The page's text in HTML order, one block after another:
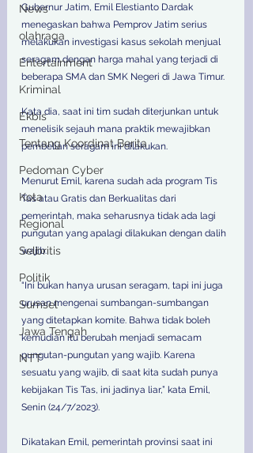
News
olahraga
Entertainment
Kriminal
Ekbis
Tentang Koordinat Berita
Pedoman Cyber
Kota
Regional
Selbritis
Politik
Sumsel
Jawa Tengah
NTT
Gubernur Jatim, Emil Elestianto Dardak
menegaskan bahwa Pemprov Jatim serius
melakukan investigasi kasus sekolah menjual
seragam dengan harga mahal yang terjadi di
beberapa SMA dan SMK Negeri di Jawa Timur.
Kata dia, saat ini tim sudah diterjunkan untuk
menelisik sejauh mana praktik mewajibkan
pembelian seragam ini dilakukan.
Menurut Emil, karena sudah ada program Tis
Tas atau Gratis dan Berkualitas dari
pemerintah, maka seharusnya tidak ada lagi
pungutan yang apalagi dilakukan dengan dalih
wajib.
“Ini bukan hanya urusan seragam, tapi ini juga
urusan mengenai sumbangan-sumbangan
yang ditetapkan komite. Bahwa tidak boleh
kemudian itu berubah menjadi semacam
pungutan-pungutan yang wajib. Karena
sesuatu yang wajib, di saat kita sudah punya
kebijakan Tis Tas, ini jadinya liar,” kata Emil,
Senin (24/7/2023).
Dikatakan Emil, pemerintah provinsi saat ini